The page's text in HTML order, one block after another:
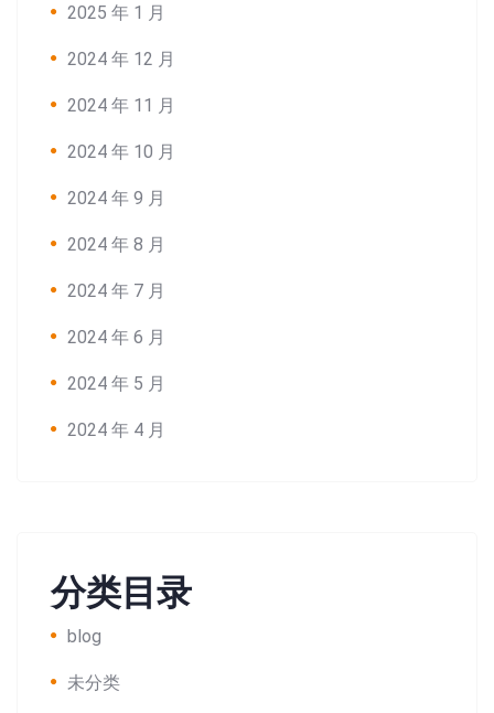
2025 年 1 月
2024 年 12 月
2024 年 11 月
2024 年 10 月
2024 年 9 月
2024 年 8 月
2024 年 7 月
2024 年 6 月
2024 年 5 月
2024 年 4 月
分类目录
blog
未分类